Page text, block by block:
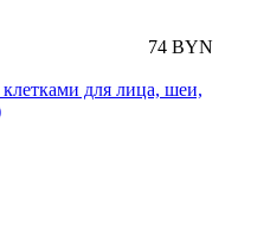
74 BYN
для лица, шеи,